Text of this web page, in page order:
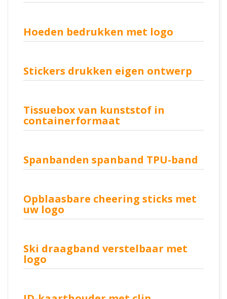
Hoeden bedrukken met logo
Stickers drukken eigen ontwerp
Tissuebox van kunststof in
containerformaat
Spanbanden spanband TPU-band
Opblaasbare cheering sticks met
uw logo
Ski draagband verstelbaar met
logo